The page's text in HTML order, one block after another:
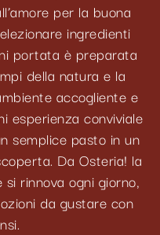
per la buona
ingredienti
portata è preparata
della natura e la
accogliente e
esperienza conviviale
semplice pasto in un
Da Osteria! la
rinnova ogni giorno,
da gustare con